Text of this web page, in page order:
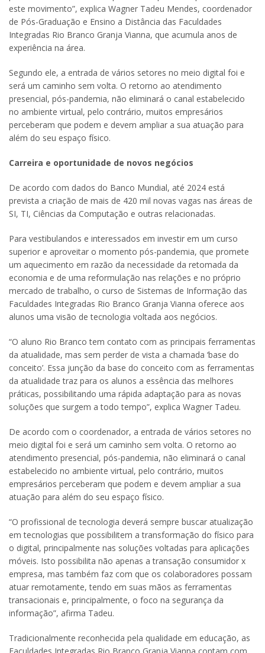
este movimento”, explica Wagner Tadeu Mendes, coordenador
de Pós-Graduação e Ensino a Distância das Faculdades
Integradas Rio Branco Granja Vianna, que acumula anos de
experiência na área.
Segundo ele, a entrada de vários setores no meio digital foi e
será um caminho sem volta. O retorno ao atendimento
presencial, pós-pandemia, não eliminará o canal estabelecido
no ambiente virtual, pelo contrário, muitos empresários
perceberam que podem e devem ampliar a sua atuação para
além do seu espaço físico.
Carreira e oportunidade de novos negócios
De acordo com dados do Banco Mundial, até 2024 está
prevista a criação de mais de 420 mil novas vagas nas áreas de
SI, TI, Ciências da Computação e outras relacionadas.
Para vestibulandos e interessados em investir em um curso
superior e aproveitar o momento pós-pandemia, que promete
um aquecimento em razão da necessidade da retomada da
economia e de uma reformulação nas relações e no próprio
mercado de trabalho, o curso de Sistemas de Informação das
Faculdades Integradas Rio Branco Granja Vianna oferece aos
alunos uma visão de tecnologia voltada aos negócios.
“O aluno Rio Branco tem contato com as principais ferramentas
da atualidade, mas sem perder de vista a chamada ‘base do
conceito’. Essa junção da base do conceito com as ferramentas
da atualidade traz para os alunos a essência das melhores
práticas, possibilitando uma rápida adaptação para as novas
soluções que surgem a todo tempo”, explica Wagner Tadeu.
De acordo com o coordenador, a entrada de vários setores no
meio digital foi e será um caminho sem volta. O retorno ao
atendimento presencial, pós-pandemia, não eliminará o canal
estabelecido no ambiente virtual, pelo contrário, muitos
empresários perceberam que podem e devem ampliar a sua
atuação para além do seu espaço físico.
“O profissional de tecnologia deverá sempre buscar atualização
em tecnologias que possibilitem a transformação do físico para
o digital, principalmente nas soluções voltadas para aplicações
móveis. Isto possibilita não apenas a transação consumidor x
empresa, mas também faz com que os colaboradores possam
atuar remotamente, tendo em suas mãos as ferramentas
transacionais e, principalmente, o foco na segurança da
informação”, afirma Tadeu.
Tradicionalmente reconhecida pela qualidade em educação, as